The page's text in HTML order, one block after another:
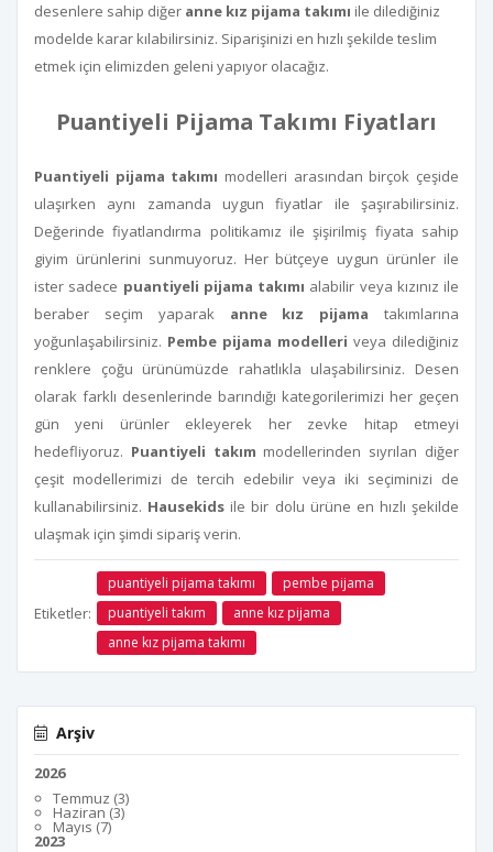
Arşiv
2026
Temmuz (3)
Haziran (3)
Mayıs (7)
2023
desenlere sahip diğer anne kız pijama takımı ile dilediğiniz
modelde karar kılabilirsiniz. Siparişinizi en hızlı şekilde teslim
etmek için elimizden geleni yapıyor olacağız.
Puantiyeli Pijama Takımı Fiyatları
Puantiyeli pijama takımı modelleri arasından birçok çeşide
ulaşırken aynı zamanda uygun fiyatlar ile şaşırabilirsiniz.
Değerinde fiyatlandırma politikamız ile şişirilmiş fiyata sahip
giyim ürünlerini sunmuyoruz. Her bütçeye uygun ürünler ile
ister sadece puantiyeli pijama takımı alabilir veya kızınız ile
beraber seçim yaparak anne kız pijama takımlarına
yoğunlaşabilirsiniz. Pembe pijama modelleri veya dilediğiniz
renklere çoğu ürünümüzde rahatlıkla ulaşabilirsiniz. Desen
olarak farklı desenlerinde barındığı kategorilerimizi her geçen
gün yeni ürünler ekleyerek her zevke hitap etmeyi
hedefliyoruz. Puantiyeli takım modellerinden sıyrılan diğer
çeşit modellerimizi de tercih edebilir veya iki seçiminizi de
kullanabilirsiniz. Hausekids ile bir dolu ürüne en hızlı şekilde
ulaşmak için şimdi sipariş verin.
Etiketler:
puantiyeli pijama takımı
pembe pijama
puantiyeli takım
anne kız pijama
anne kız pijama takımı